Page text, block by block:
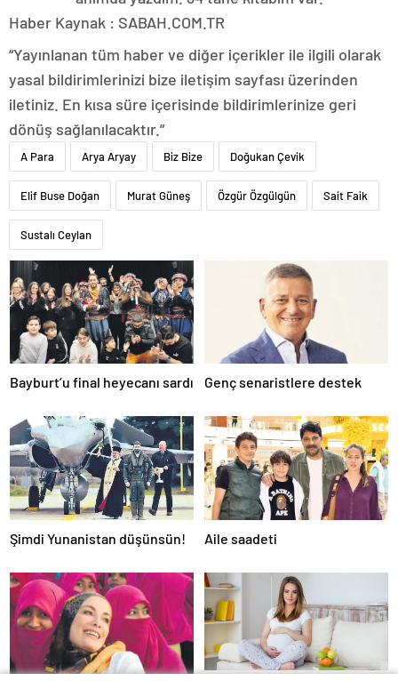
Haber Kaynak : SABAH.COM.TR
“Yayınlanan tüm haber ve diğer içerikler ile ilgili olarak
yasal bildirimlerinizi bize iletişim sayfası üzerinden
iletiniz. En kısa süre içerisinde bildirimlerinize geri
dönüş sağlanılacaktır.”
A Para Arya Aryay Biz Bize Doğukan Çevik
Elif Buse Doğan Murat Güneş Özgür Özgülgün Sait Faik
Sustalı Ceylan
Bayburt’u final heyecanı sardı Genç senaristlere destek
Şimdi Yunanistan düşünsün! Aile saadeti